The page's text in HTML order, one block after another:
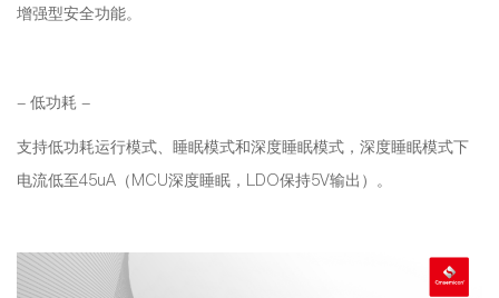
增强型安全功能。
- 低功耗 -
支持低功耗运行模式、睡眠模式和深度睡眠模式，深度睡眠模式下
电流低至45uA（MCU深度睡眠，LDO保持5V输出）。